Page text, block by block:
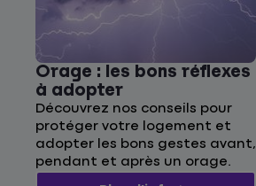
Orage : les bons réflexes
à adopter
Découvrez nos conseils pour
protéger votre logement et
adopter les bons gestes avant,
pendant et après un orage.